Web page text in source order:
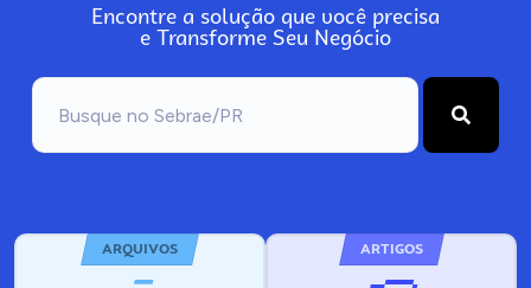
Encontre a solução que você precisa
e Transforme Seu Negócio
ARQUIVOS ARTIGOS